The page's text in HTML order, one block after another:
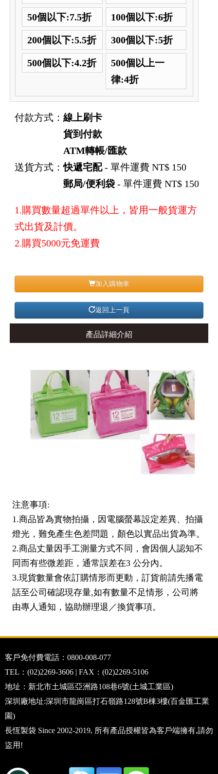
50個以下:7.5折 100個以下:6折
200個以下:5.5折 300個以下:5折
500個以下:4.2折
500個以上一
律:4折
付款方式： 線上刷卡
貨到付款
ATM轉帳/匯款
送貨方式：快遞宅配- 單件運費 NT$ 150
郵局/便利袋 - 單件運費 NT$ 150
1.購買數量超過單件以上，皆用一般貨運方
式出貨及計價。
2.購買5000元免運費
加入購物車
返回上一頁
產品詳細介紹
注意事項:
1.商品皆為實物拍攝，因電腦螢幕設定差異、拍攝
燈光，難免產生色差問題，顏色以實品出貨為準。
2.商品丈量因手工測量方式不同，會因個人認知不
同而有些微差距，通常誤差在3 公分內。
3.現貨數量會依訂購情形而更動，訂貨前請先播電
話至公司確認現存量,如有數量不足情形，公司將
由專人通知，協助辦理退／換貨事項。
客戶免付費電話：0800-008-077
TEL：(02)2269-3606 | FAX：(02)2269-5106
地址：新北市土城區亞洲路108巷6號(土城工業區)
深圳廠地址:深圳市龍崗區打石嶺路128號B棟3樓(百金匯工業
園)
長恆製袋 Since 2002-2019, 所有產品授權皆為客戶端擁有,請勿
盜用!